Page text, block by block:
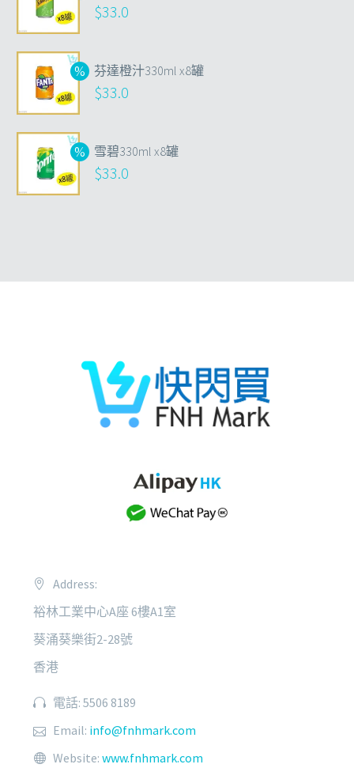
$33.0
芬達橙汁330ml x8罐
$33.0
雪碧330ml x8罐
$33.0
Address:
裕林工業中心A座 6樓A1室
葵涌葵樂街2-28號
香港
電話: 5506 8189
Email: info@fnhmark.com
Website: www.fnhmark.com